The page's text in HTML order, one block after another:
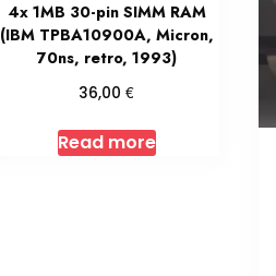
4x 1MB 30-pin SIMM RAM
(IBM TPBA10900A, Micron,
70ns, retro, 1993)
36,00€
Read more